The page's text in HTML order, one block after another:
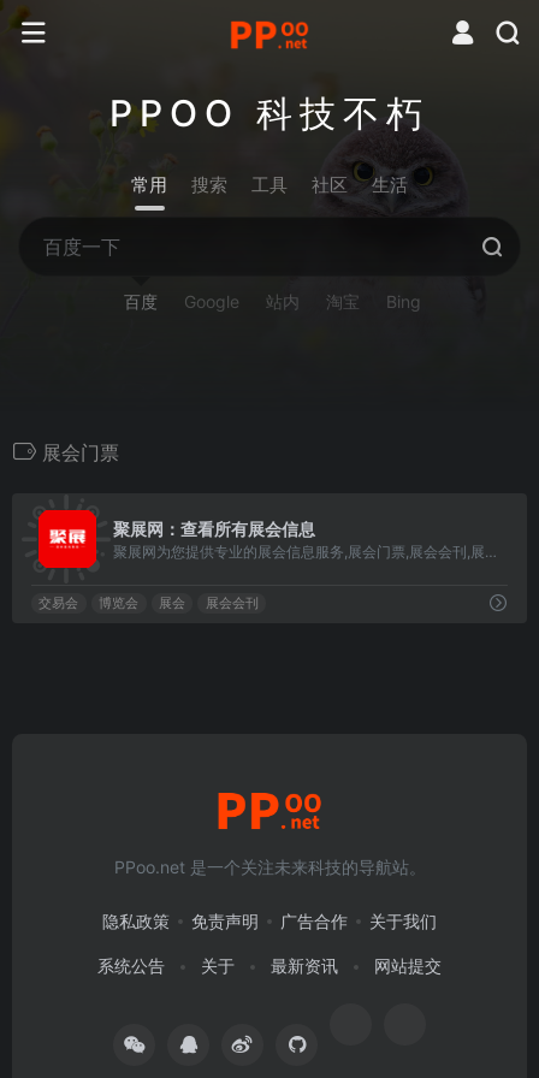
PPOO 科技不朽
常用 搜索 工具 社区 生活
百度 Google 站内 淘宝 Bing
展会门票
聚展网：查看所有展会信息
聚展网为您提供专业的展会信息服务,展会门票,展会会刊,展位预定,展会推广,展会行程,展会物流,展会搭建,展位设计,专业观众引流,展会信息触达全球一百多个国家
交易会 博览会 展会 展会会刊
PPoo.net 是一个关注未来科技的导航站。
隐私政策 免责声明 广告合作 关于我们
系统公告 关于 最新资讯 网站提交